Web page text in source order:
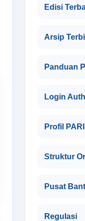
Edisi
Arsip
Panduan
Login
Profil PARI
Struktur
Pusat
Regulasi